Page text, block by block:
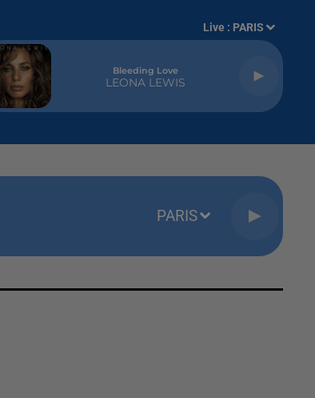
Live : PARIS
Bleeding Love
LEONA LEWIS
PARIS